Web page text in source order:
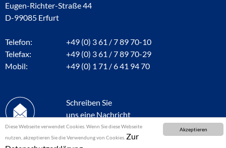
Akzeptieren
Diese Webseite verwendet Cookies. Wenn Sie diese Webseite
nutzen, akzeptieren Sie die Verwendung von Cookies. Zur
Eugen-Richter-Straße 44
D-99085 Erfurt
Telefon:
+49 (0) 3 61 / 7 89 70-10
Telefax:
+49 (0) 3 61 / 7 89 70-29
Mobil:
+49 (0) 1 71 / 6 41 94 70
Schreiben Sie
uns eine Nachricht